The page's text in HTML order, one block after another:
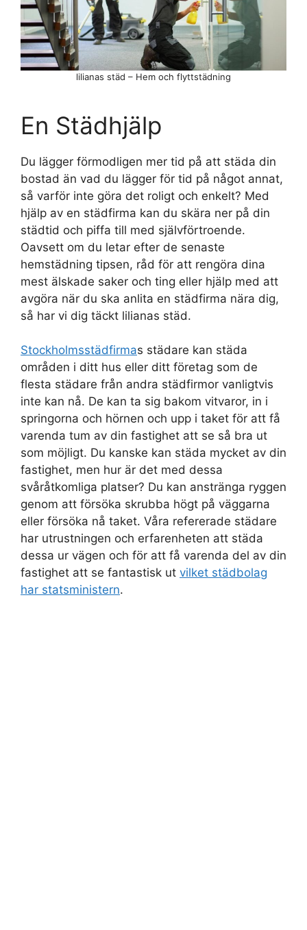
En Städhjälp
Du lägger förmodligen mer tid på att städa din
bostad än vad du lägger för tid på något annat,
så varför inte göra det roligt och enkelt? Med
hjälp av en städfirma kan du skära ner på din
städtid och piffa till med självförtroende.
Oavsett om du letar efter de senaste
hemstädning tipsen, råd för att rengöra dina
mest älskade saker och ting eller hjälp med att
avgöra när du ska anlita en städfirma nära dig,
så har vi dig täckt lilianas städ.
Stockholmsstädfirmas städare kan städa
områden i ditt hus eller ditt företag som de
flesta städare från andra städfirmor vanligtvis
inte kan nå. De kan ta sig bakom vitvaror, in i
springorna och hörnen och upp i taket för att få
varenda tum av din fastighet att se så bra ut
som möjligt. Du kanske kan städa mycket av din
fastighet, men hur är det med dessa
svåråtkomliga platser? Du kan anstränga ryggen
genom att försöka skrubba högt på väggarna
eller försöka nå taket. Våra refererade städare
har utrustningen och erfarenheten att städa
dessa ur vägen och för att få varenda del av din
fastighet att se fantastisk ut vilket städbolag
har statsministern.
lilianas städ – Hem och flyttstädning